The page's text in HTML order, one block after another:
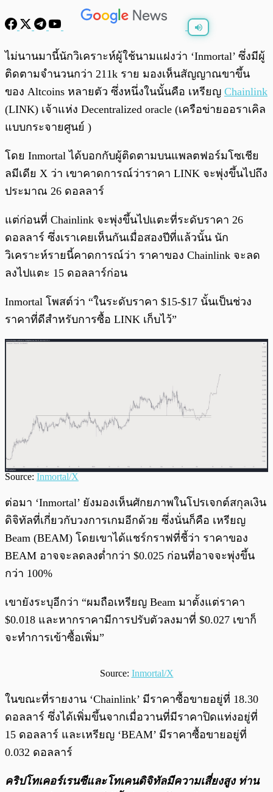
พร้อมเล่น 0:00
ไม่นานมานี้นักวิเคราะห์ผู้ใช้นามแฝงว่า ‘Inmortal’ ซึ่งมีผู้
ติดตามจำนวนกว่า 211k ราย มองเห็นสัญญาณขาขึ้น
ของ Altcoins หลายตัว ซึ่งหนึ่งในนั้นคือ เหรียญ Chainlink
(LINK) เจ้าแห่ง Decentralized oracle (เครือข่ายออราเคิล
แบบกระจายศูนย์ )
โดย Inmortal ได้บอกกับผู้ติดตามบนแพลตฟอร์มโซเชีย
ลมีเดีย X ว่า เขาคาดการณ์ว่าราคา LINK จะพุ่งขึ้นไปถึง
ประมาณ 26 ดอลลาร์
แต่ก่อนที่ Chainlink จะพุ่งขึ้นไปแตะที่ระดับราคา 26
ดอลลาร์ ซึ่งเราเคยเห็นกันเมื่อสองปีที่แล้วนั้น นัก
วิเคราะห์รายนี้คาดการณ์ว่า ราคาของ Chainlink จะลด
ลงไปแตะ 15 ดอลลาร์ก่อน
Inmortal โพสต์ว่า “ในระดับราคา $15-$17 นั้นเป็นช่วง
ราคาที่ดีสำหรับการซื้อ LINK เก็บไว้”
Source: Inmortal/X
ต่อมา ‘Inmortal’ ยังมองเห็นศักยภาพในโปรเจกต์สกุลเงิน
ดิจิทัลที่เกี่ยวกับวงการเกมอีกด้วย ซึ่งนั่นก็คือ เหรียญ
Beam (BEAM) โดยเขาได้แชร์กราฟที่ชี้ว่า ราคาของ
BEAM อาจจะลดลงต่ำกว่า $0.025 ก่อนที่อาจจะพุ่งขึ้น
กว่า 100%
เขายังระบุอีกว่า “ผมถือเหรียญ Beam มาตั้งแต่ราคา
$0.018 และหากราคามีการปรับตัวลงมาที่ $0.027 เขาก็
จะทำการเข้าซื้อเพิ่ม”
Source: Inmortal/X
ในขณะที่รายงาน ‘Chainlink’ มีราคาซื้อขายอยู่ที่ 18.30
ดอลลาร์ ซึ่งได้เพิ่มขึ้นจากเมื่อวานที่มีราคาปิดแท่งอยู่ที่
15 ดอลลาร์ และเหรียญ ‘BEAM’ มีราคาซื้อขายอยู่ที่
0.032 ดอลลาร์
คริปโทเคอร์เรนซีและโทเคนดิจิทัลมีความเสี่ยงสูง ท่าน